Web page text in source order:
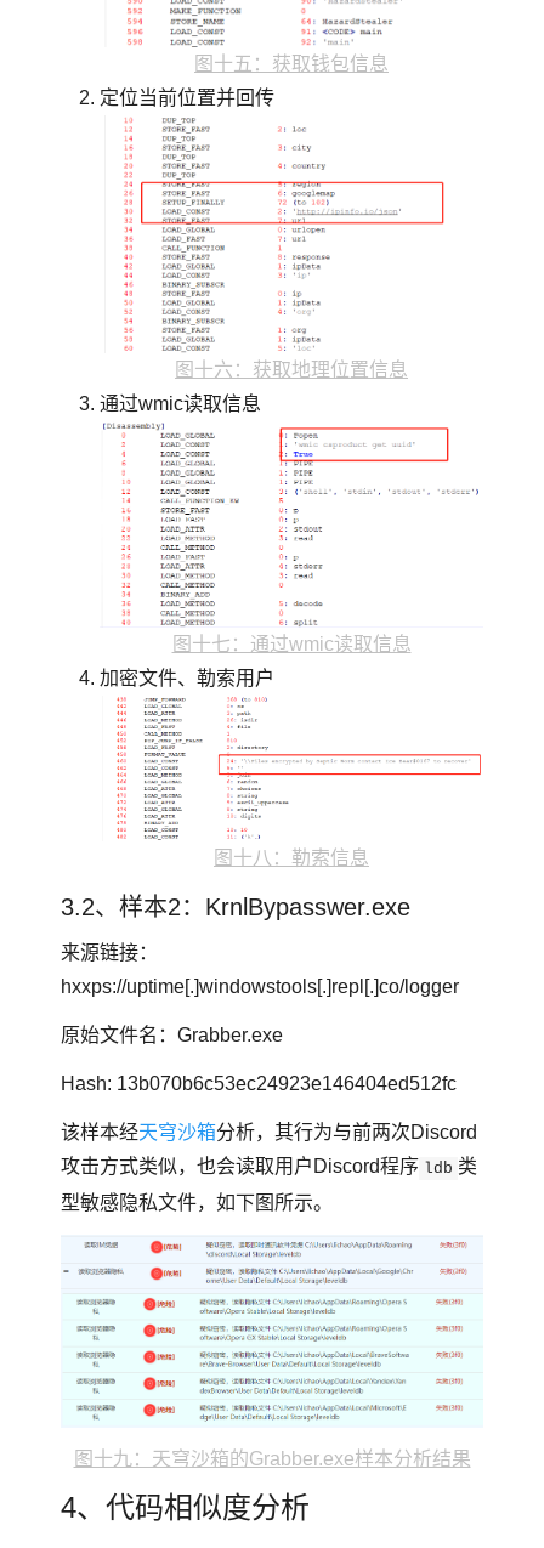
图十五：获取钱包信息
定位当前位置并回传
图十六：获取地理位置信息
通过wmic读取信息
图十七：通过wmic读取信息
加密文件、勒索用户
图十八：勒索信息
3.2、样本2：KrnlBypasswer.exe
来源链接：
hxxps://uptime[.]windowstools[.]repl[.]co/logger
原始文件名：Grabber.exe
Hash: 13b070b6c53ec24923e146404ed512fc
该样本经天穹沙箱分析，其行为与前两次Discord
攻击方式类似，也会读取用户Discord程序 ldb 类
型敏感隐私文件，如下图所示。
图十九：天穹沙箱的Grabber.exe样本分析结果
4、代码相似度分析